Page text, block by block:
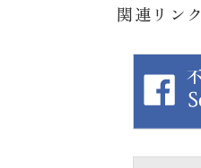
関連リンク